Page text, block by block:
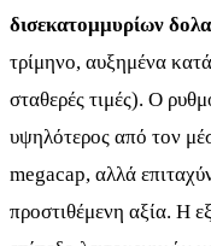
δισεκατομμυρίων
τρίμηνο, αυξημένα κατά
σταθερές τιμές). Ο
υψηλότερος από τον
megacap, αλλά
προστιθέμενη αξία. Η